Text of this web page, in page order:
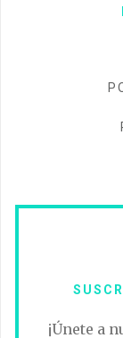
¡Únete a